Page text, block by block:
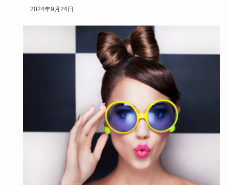
するなど海外ア…
2024年9月24日